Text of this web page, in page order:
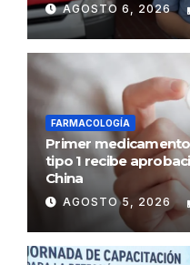
AGOSTO 6, 2026
FARMACOLOGÍA
Primer
tipo 1 recibe
China
AGOSTO 5, 2026